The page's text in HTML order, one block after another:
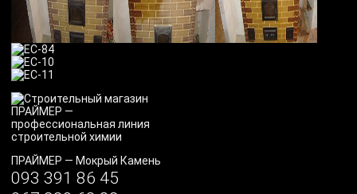
ПРАЙМЕР — Мокрый Камень
093 391 86 45